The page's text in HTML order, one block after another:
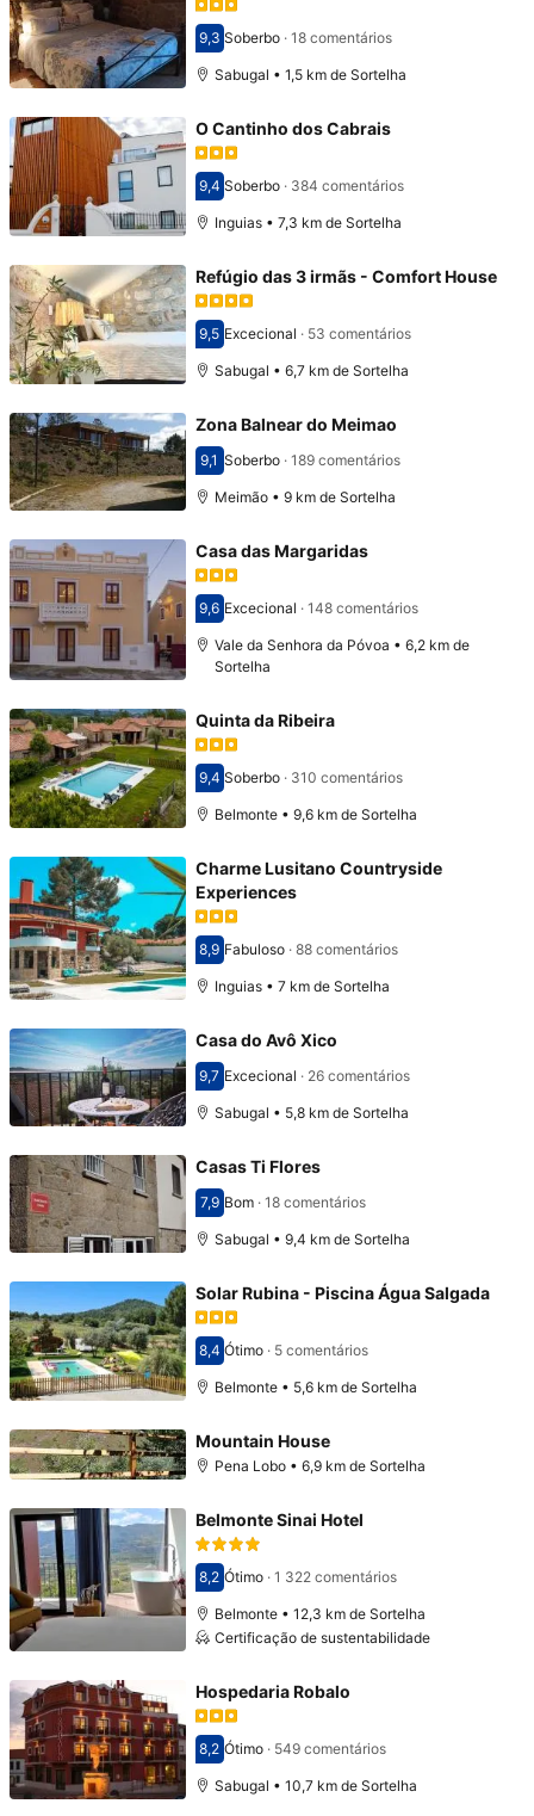
Pontuado com 9,3
9,3 Soberbo· 18 comentários
Sabugal • 1,5 km de Sortelha
O Cantinho dos Cabrais
Pontuado com 9,4
9,4 Soberbo· 384 comentários
Inguias • 7,3 km de Sortelha
Refúgio das 3 irmãs - Comfort House
Pontuado com 9,5
9,5 Excecional · 53 comentários
Sabugal • 6,7 km de Sortelha
Zona Balnear do Meimao
Pontuado com 9,1
9,1 Soberbo· 189 comentários
Meimão • 9 km de Sortelha
Casa das Margaridas
Pontuado com 9,6
9,6 Excecional · 148 comentários
Vale da Senhora da Póvoa • 6,2 km de
Sortelha
Quinta da Ribeira
Pontuado com 9,4
9,4 Soberbo· 310 comentários
Belmonte • 9,6 km de Sortelha
Charme Lusitano Countryside
Experiences
Pontuado com 8,9
8,9 Fabuloso· 88 comentários
Inguias • 7 km de Sortelha
Casa do Avô Xico
Pontuado com 9,7
9,7 Excecional · 26 comentários
Sabugal • 5,8 km de Sortelha
Casas Ti Flores
Pontuado com 7,9
7,9 Bom· 18 comentários
Sabugal • 9,4 km de Sortelha
Solar Rubina - Piscina Água Salgada
Pontuado com 8,4
8,4 Ótimo· 5 comentários
Belmonte • 5,6 km de Sortelha
Mountain House
Pena Lobo • 6,9 km de Sortelha
Belmonte Sinai Hotel
Pontuado com 8,2
8,2 Ótimo· 1 322 comentários
Belmonte • 12,3 km de Sortelha
Certificação de sustentabilidade
Hospedaria Robalo
Pontuado com 8,2
8,2 Ótimo· 549 comentários
Sabugal • 10,7 km de Sortelha